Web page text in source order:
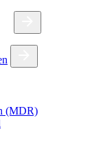
(MDR)